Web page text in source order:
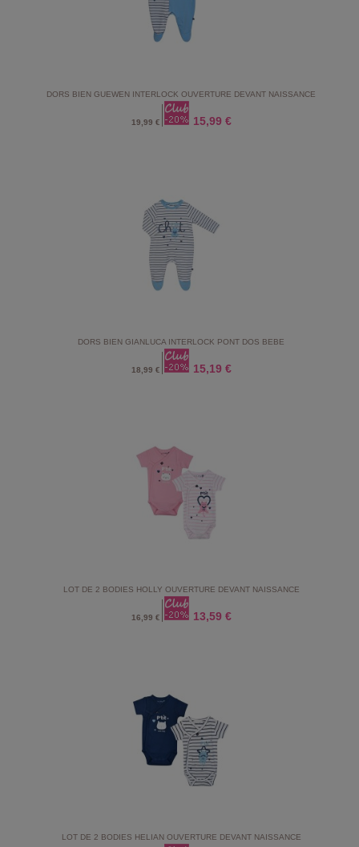
DORS BIEN GUEWEN INTERLOCK OUVERTURE DEVANT NAISSANCE
19,99 € 15,99 €
DORS BIEN GIANLUCA INTERLOCK PONT DOS BEBE
18,99 € 15,19 €
LOT DE 2 BODIES HOLLY OUVERTURE DEVANT NAISSANCE
16,99 € 13,59 €
LOT DE 2 BODIES HELIAN OUVERTURE DEVANT NAISSANCE